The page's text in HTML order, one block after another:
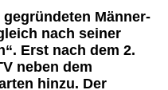
gegründeten Männer-
nach seiner
Erst nach dem 2.
neben dem
hinzu. Der